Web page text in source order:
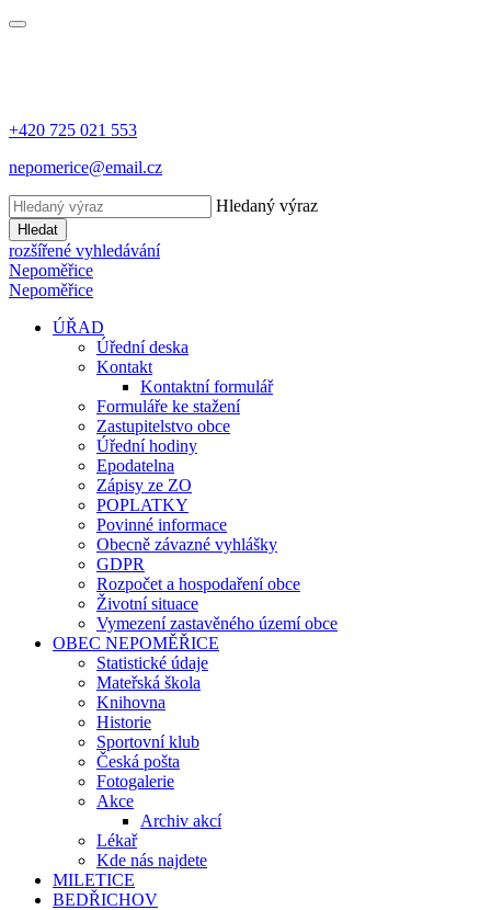
+420 725 021 553
nepomerice@email.cz
Hledaný výraz
Hledat
rozšířené vyhledávání
Nepoměřice
Nepoměřice
ÚŘAD
Úřední deska
Kontakt
Kontaktní formulář
Formuláře ke stažení
Zastupitelstvo obce
Úřední hodiny
Epodatelna
Zápisy ze ZO
POPLATKY
Povinné informace
Obecně závazné vyhlášky
GDPR
Rozpočet a hospodaření obce
Životní situace
Vymezení zastavěného území obce
OBEC NEPOMĚŘICE
Statistické údaje
Mateřská škola
Knihovna
Historie
Sportovní klub
Česká pošta
Fotogalerie
Akce
Archiv akcí
Lékař
Kde nás najdete
MILETICE
BEDŘICHOV